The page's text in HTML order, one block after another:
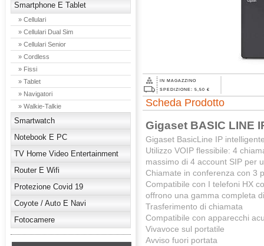
Smartphone E Tablet
» Cellulari
» Cellulari Dual Sim
» Cellulari Senior
» Cordless
» Fissi
» Tablet
» Navigatori
» Walkie-Talkie
Smartwatch
Notebook E PC
TV Home Video Entertainment
Router E Wifi
Protezione Covid 19
Coyote / Auto E Navi
Fotocamere
IN MAGAZZINO
SPEDIZIONE: 5,50 €
Scheda Prodotto
Gigaset BASIC LINE
Gigaset BasicLine IP
Utilizzo VOIP flessibile: 4
massimo di 4 account SIP per
Chiamate in conferenza con 3
Compatibile con I telefoni HX
offrono una gamma completa
Trasferimento di chiamata
Compatibile con apparecchi
Vivavoce sul portatile
Avviso fuori portata